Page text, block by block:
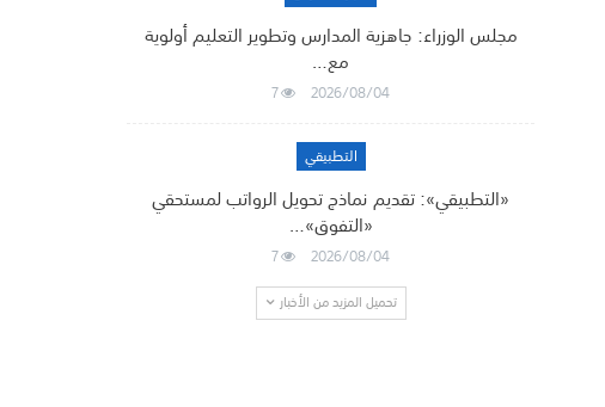
مجلس الوزراء: جاهزية المدارس وتطوير التعليم أولوية
مع…
2026/08/04
7
التطبيقي
«التطبيقي»: تقديم نماذج تحويل الرواتب لمستحقي
«التفوق»…
2026/08/04
7
تحميل المزيد من الأخبار